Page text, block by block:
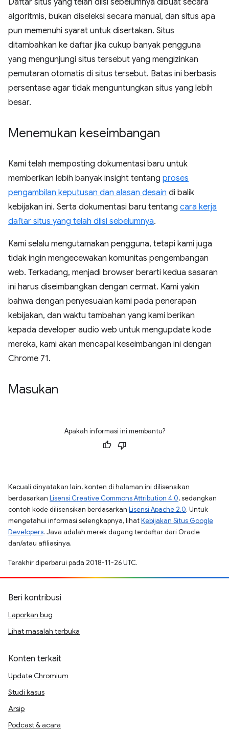
Daftar situs yang telah diisi sebelumnya dibuat secara
algoritmis, bukan diseleksi secara manual, dan situs apa
pun memenuhi syarat untuk disertakan. Situs
ditambahkan ke daftar jika cukup banyak pengguna
yang mengunjungi situs tersebut yang mengizinkan
pemutaran otomatis di situs tersebut. Batas ini berbasis
persentase agar tidak menguntungkan situs yang lebih
besar.
Menemukan keseimbangan
Kami telah memposting dokumentasi baru untuk
memberikan lebih banyak insight tentang proses
pengambilan keputusan dan alasan desain di balik
kebijakan ini. Serta dokumentasi baru tentang cara kerja
daftar situs yang telah diisi sebelumnya.
Kami selalu mengutamakan pengguna, tetapi kami juga
tidak ingin mengecewakan komunitas pengembangan
web. Terkadang, menjadi browser berarti kedua sasaran
ini harus diseimbangkan dengan cermat. Kami yakin
bahwa dengan penyesuaian kami pada penerapan
kebijakan, dan waktu tambahan yang kami berikan
kepada developer audio web untuk mengupdate kode
mereka, kami akan mencapai keseimbangan ini dengan
Chrome 71.
Masukan
Apakah informasi ini membantu?
Kecuali dinyatakan lain, konten di halaman ini dilisensikan
berdasarkan Lisensi Creative Commons Attribution 4.0, sedangkan
contoh kode dilisensikan berdasarkan Lisensi Apache 2.0. Untuk
mengetahui informasi selengkapnya, lihatKebijakan Situs Google
Developers. Java adalah merek dagang terdaftar dari Oracle
dan/atau afiliasinya.
Terakhir diperbarui pada 2018-11-26 UTC.
Beri kontribusi
Laporkan bug
Lihat masalah terbuka
Konten terkait
Update Chromium
Studi kasus
Arsip
Podcast & acara